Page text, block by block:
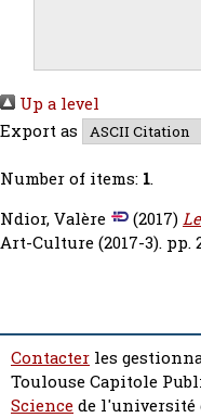
Up a level
Export as
Number of items: 1.
Ndior, Valère
(2017)
Art-Culture (2017-3). pp.
Contacter les
Toulouse Capitole
Sciencede l'université